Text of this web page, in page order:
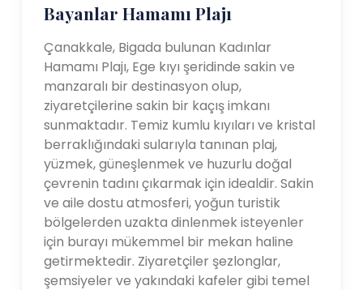
Bayanlar Hamamı Plajı
Çanakkale, Bigada bulunan Kadınlar
Hamamı Plajı, Ege kıyı şeridinde sakin ve
manzaralı bir destinasyon olup,
ziyaretçilerine sakin bir kaçış imkanı
sunmaktadır. Temiz kumlu kıyıları ve kristal
berraklığındaki sularıyla tanınan plaj,
yüzmek, güneşlenmek ve huzurlu doğal
çevrenin tadını çıkarmak için idealdir. Sakin
ve aile dostu atmosferi, yoğun turistik
bölgelerden uzakta dinlenmek isteyenler
için burayı mükemmel bir mekan haline
getirmektedir. Ziyaretçiler şezlonglar,
şemsiyeler ve yakındaki kafeler gibi temel